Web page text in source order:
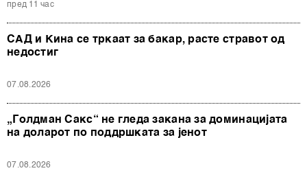
пред 11 час
САД и Кина се тркаат за бакар, расте стравот од
недостиг
07.08.2026
„Голдман Сакс“ не гледа закана за доминацијата
на доларот по поддршката за јенот
07.08.2026